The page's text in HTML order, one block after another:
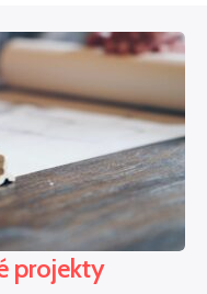
projekty